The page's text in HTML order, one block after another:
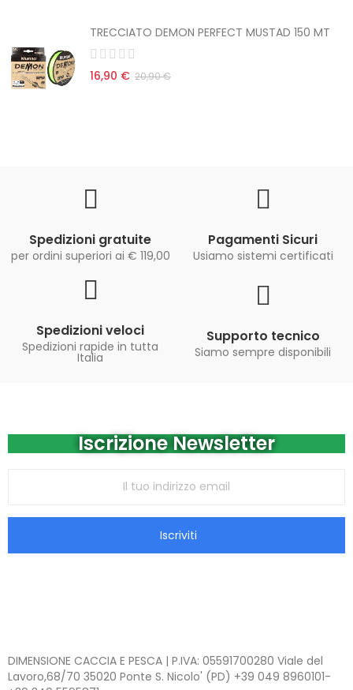
TRECCIATO DEMON PERFECT MUSTAD 150 MT
16,90 € 20,90 €
Spedizioni gratuite
per ordini superiori ai € 119,00
Pagamenti Sicuri
Usiamo sistemi certificati
Spedizioni veloci
Spedizioni rapide in tutta
Italia
Supporto tecnico
Siamo sempre disponibili
Iscrizione Newsletter
Iscriviti
DIMENSIONE CACCIA E PESCA | P.IVA: 05591700280 Viale del
Lavoro,68/70 35020 Ponte S. Nicolo' (PD) +39 049 8960101-